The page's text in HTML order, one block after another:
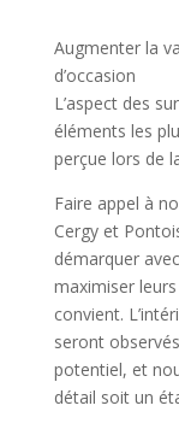
Augmenter la
d’occasion
L’aspect des
éléments les
perçue lors de
Faire appel à
Cergy et
démarquer
maximiser
convient.
seront
potentiel, et
détail soit un